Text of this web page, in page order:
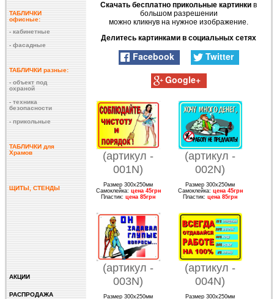
ТАБЛИЧКИ
офисные:
- кабинетные
- фасадные
ТАБЛИЧКИ разные:
- объект под
охраной
- техника
безопасности
- прикольные
ТАБЛИЧКИ для
Храмов
ЩИТЫ, СТЕНДЫ
АКЦИИ
РАСПРОДАЖА
Скачать бесплатно прикольные картинки в
большом разрешении
можно кликнув на нужное изображение.
Делитесь картинками в социальных сетях
Facebook
Twitter
Google+
(артикул -
001N)
Размер 300х250мм
Самоклейка: цена 45грн
Пластик:цена 85грн
(артикул -
002N)
Размер 300х250мм
Самоклейка: цена 45грн
Пластик:цена 85грн
(артикул -
003N)
Размер 300х250мм
(артикул -
004N)
Размер 300х250мм